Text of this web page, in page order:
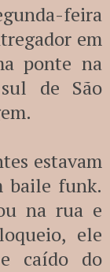
feira
em
ponte na
de São
estavam
baile funk.
na rua e
ele
caído do